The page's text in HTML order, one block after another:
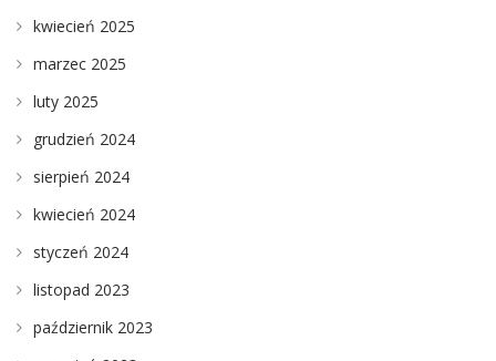
kwiecień 2025
marzec 2025
luty 2025
grudzień 2024
sierpień 2024
kwiecień 2024
styczeń 2024
listopad 2023
październik 2023